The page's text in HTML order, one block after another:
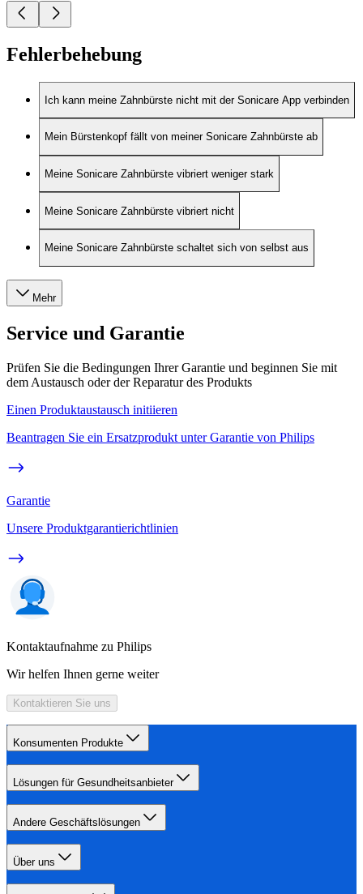
Fehlerbehebung
Ich kann meine Zahnbürste nicht mit der Sonicare App verbinden
Mein Bürstenkopf fällt von meiner Sonicare Zahnbürste ab
Meine Sonicare Zahnbürste vibriert weniger stark
Meine Sonicare Zahnbürste vibriert nicht
Meine Sonicare Zahnbürste schaltet sich von selbst aus
Mehr
Service und Garantie
Prüfen Sie die Bedingungen Ihrer Garantie und beginnen Sie mit
dem Austausch oder der Reparatur des Produkts
Einen Produktaustausch initiieren
Beantragen Sie ein Ersatzprodukt unter Garantie von Philips
Garantie
Unsere Produktgarantierichtlinien
Kontaktaufnahme zu Philips
Wir helfen Ihnen gerne weiter
Kontaktieren Sie uns
Konsumenten Produkte
Lösungen für Gesundheitsanbieter
Andere Geschäftslösungen
Über uns